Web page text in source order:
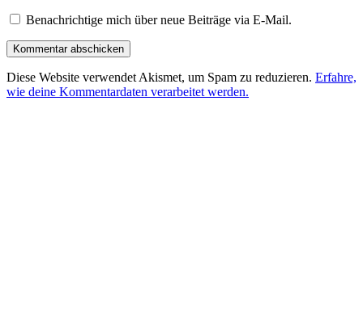
Benachrichtige mich über neue Beiträge via E-Mail.
Diese Website verwendet Akismet, um Spam zu reduzieren. Erfahre,
wie deine Kommentardaten verarbeitet werden.